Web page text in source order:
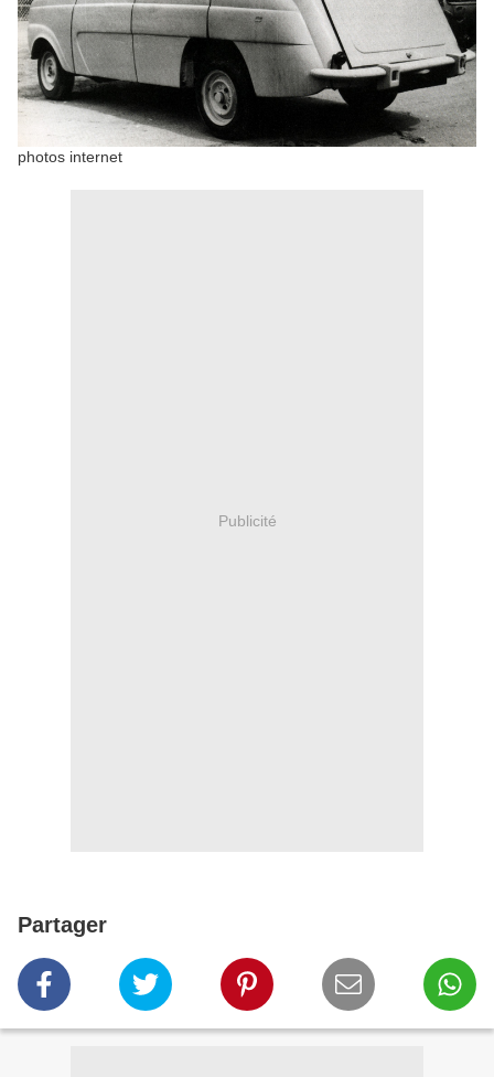
photos internet
Publicité
Partager